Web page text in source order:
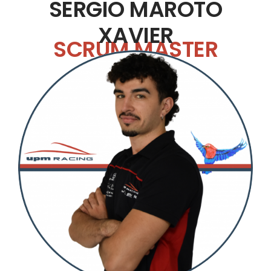
SCRUM MASTER
SERGIO MAROTO
XAVIER